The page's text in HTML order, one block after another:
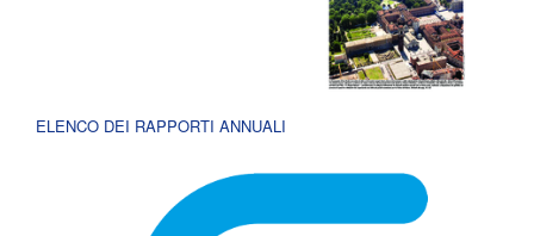
ELENCO DEI RAPPORTI ANNUALI